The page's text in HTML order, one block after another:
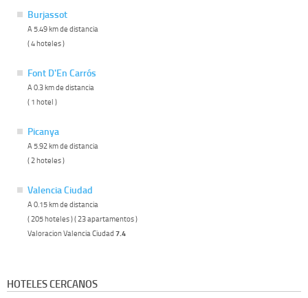
Burjassot
A 5.49 km de distancia
( 4 hoteles )
Font D'En Carrós
A 0.3 km de distancia
( 1 hotel )
Picanya
A 5.92 km de distancia
( 2 hoteles )
Valencia Ciudad
A 0.15 km de distancia
( 205 hoteles ) ( 23 apartamentos )
Valoracion Valencia Ciudad 7.4
HOTELES CERCANOS